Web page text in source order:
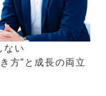
ない
方”と成長の両立